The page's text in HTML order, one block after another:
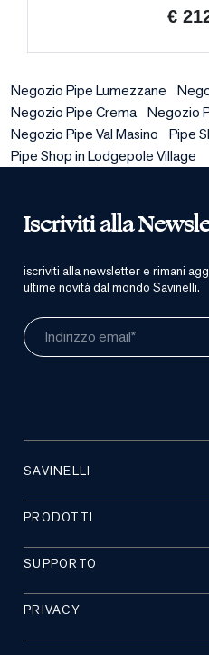
€
Negozio Pipe Lumezzane
Negozio Pipe Crema Negozio
Negozio Pipe Val Masino
Pipe
Pipe Shop in Lodgepole Village
Iscriviti alla
iscriviti alla newsletter e rimani
ultime novità dal mondo Savinelli.
Indirizzo email*
SAVINELLI
PRODOTTI
SUPPORTO
PRIVACY